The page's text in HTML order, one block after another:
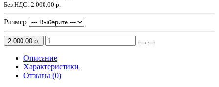
Без НДС: 2 000.00 р.
Размер
2 000.00 р.
Описание
Характеристики
Отзывы (0)